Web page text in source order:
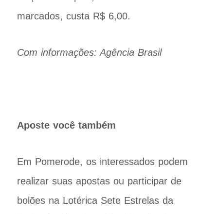
marcados, custa R$ 6,00.
Com informações: Agência Brasil
Aposte você também
Em Pomerode, os interessados podem
realizar suas apostas ou participar de
bolões na Lotérica Sete Estrelas da